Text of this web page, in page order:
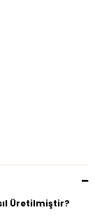
Üretilmiştir?